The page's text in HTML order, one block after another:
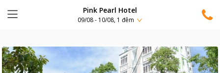
Pink Pearl Hotel
09/08 - 10/08, 1 đêm